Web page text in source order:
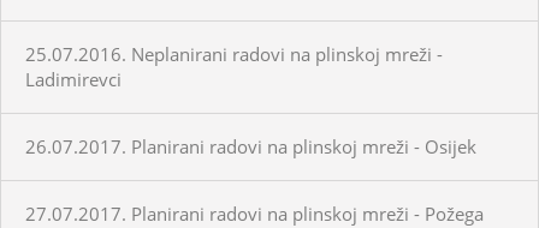
25.07.2016. Neplanirani radovi na plinskoj mreži -
Ladimirevci
26.07.2017. Planirani radovi na plinskoj mreži - Osijek
27.07.2017. Planirani radovi na plinskoj mreži - Požega